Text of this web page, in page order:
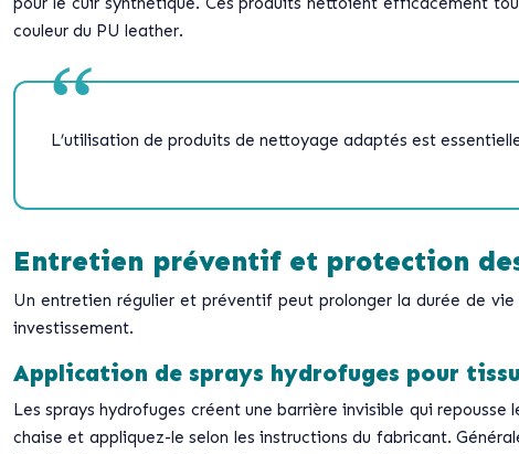
couleur du PU leather.
L’utilisation de produits de nettoyage adaptés est
Entretien préventif et protection
Un entretien régulier et préventif peut prolonger la durée de
investissement.
Application de sprays hydrofuges pour
Les sprays hydrofuges créent une barrière invisible qui
chaise et appliquez-le selon les instructions du fabricant.